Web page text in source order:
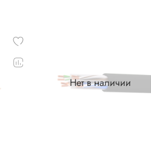
Нет в наличии